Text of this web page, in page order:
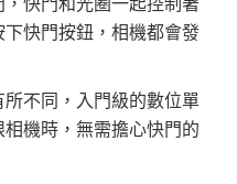
快門按鈕，相機都會發
不同，入門級的數位單
機時，無需擔心快門的